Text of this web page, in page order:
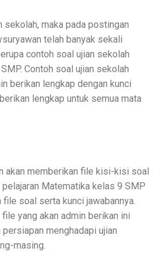
sekolah, maka pada postingan
telah banyak sekali
contoh soal ujian sekolah
Contoh soal ujian sekolah
berikan lengkap dengan kunci
lengkap untuk semua mata
akan memberikan file kisi-kisi soal
Matematika kelas 9 SMP
soal serta kunci jawabannya.
yang akan admin berikan ini
menghadapi ujian
masing.